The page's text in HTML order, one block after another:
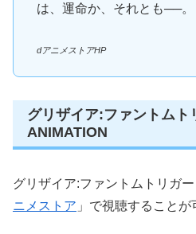
は、運命か、それとも──。
dアニメストアHP
グリザイア:ファントムト
ANIMATION
グリザイア:ファントムトリガ
ニメストア 」で視聴することが